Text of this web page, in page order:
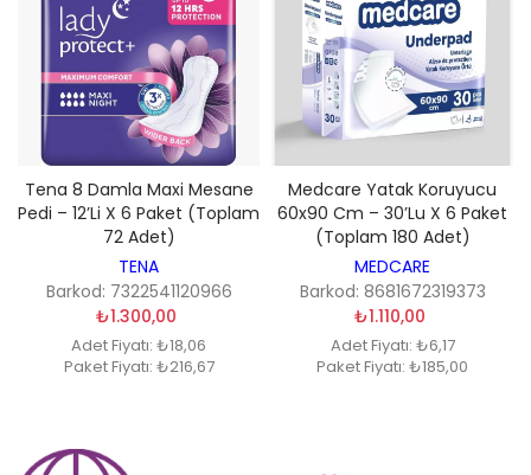
Tena 8 Damla Maxi Mesane
Pedi – 12’li X 6 Paket (Toplam
72 Adet)
TENA
Barkod: 7322541120966
₺1.300,00
Adet Fiyatı: ₺18,06
Paket Fiyatı: ₺216,67
Medcare Yatak Koruyucu
60x90 Cm – 30’lu X 6 Paket
(Toplam 180 Adet)
MEDCARE
Barkod: 8681672319373
₺1.110,00
Adet Fiyatı: ₺6,17
Paket Fiyatı: ₺185,00